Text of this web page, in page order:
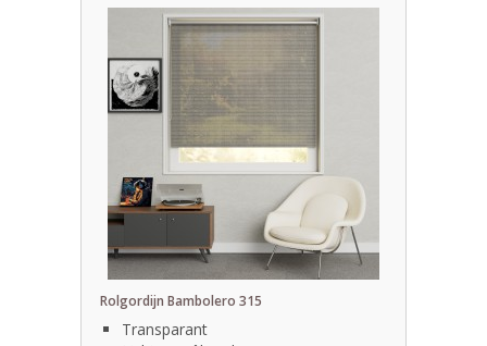
Rolgordijn Bambolero 315
Transparant